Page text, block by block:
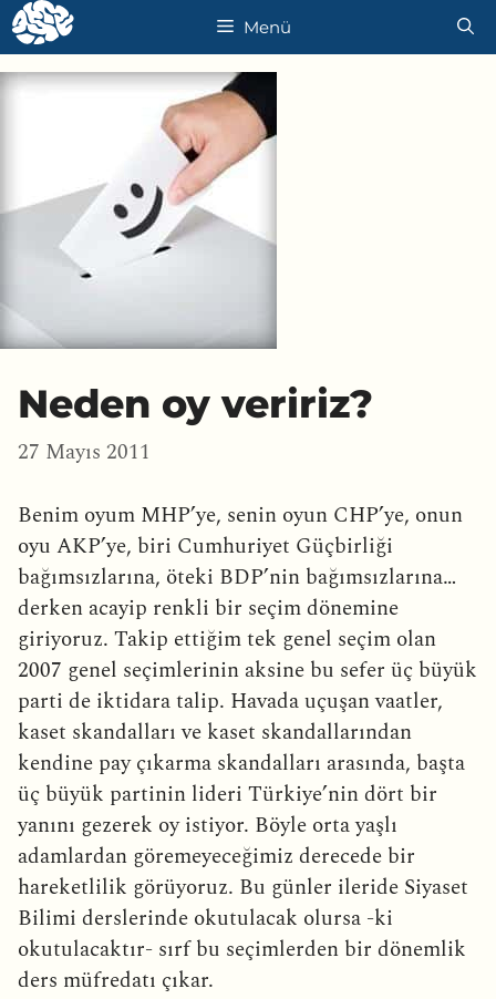
İçeriğe
atla
Menü
Neden oy veririz?
27 Mayıs 2011
Benim oyum MHP’ye, senin oyun CHP’ye, onun
oyu AKP’ye, biri Cumhuriyet Güçbirliği
bağımsızlarına, öteki BDP’nin bağımsızlarına…
derken acayip renkli bir seçim dönemine
giriyoruz. Takip ettiğim tek genel seçim olan
2007 genel seçimlerinin aksine bu sefer üç büyük
parti de iktidara talip. Havada uçuşan vaatler,
kaset skandalları ve kaset skandallarından
kendine pay çıkarma skandalları arasında, başta
üç büyük partinin lideri Türkiye’nin dört bir
yanını gezerek oy istiyor. Böyle orta yaşlı
adamlardan göremeyeceğimiz derecede bir
hareketlilik görüyoruz. Bu günler ileride Siyaset
Bilimi derslerinde okutulacak olursa -ki
okutulacaktır- sırf bu seçimlerden bir dönemlik
ders müfredatı çıkar.